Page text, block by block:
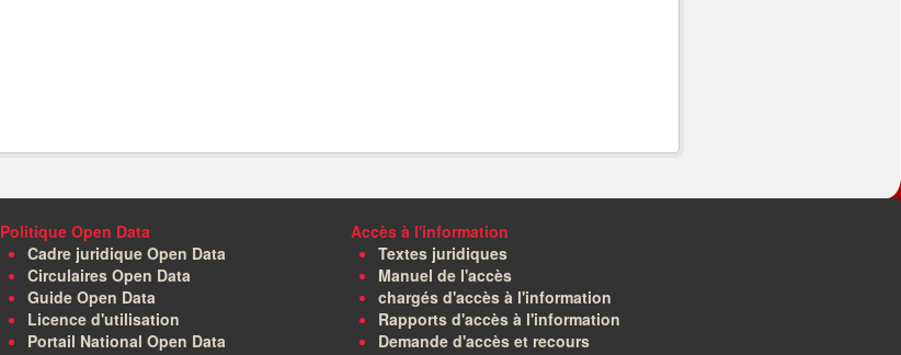
Politique Open Data
Cadre juridique Open Data
Circulaires Open Data
Guide Open Data
Licence d'utilisation
Portail National Open Data
Accès à l'information
Textes juridiques
Manuel de l'accès
chargés d'accès à l'information
Rapports d'accès à l'information
Demande d'accès et recours